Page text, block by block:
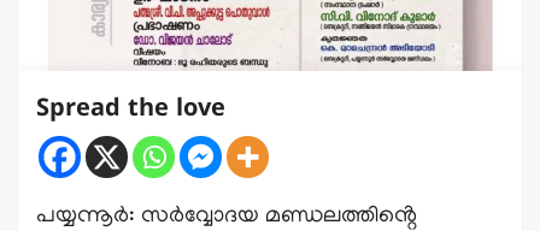
Spread the love
പയ്യന്നൂർ: സർവ്വോദയ മണ്ഡലത്തിൻ്റെ